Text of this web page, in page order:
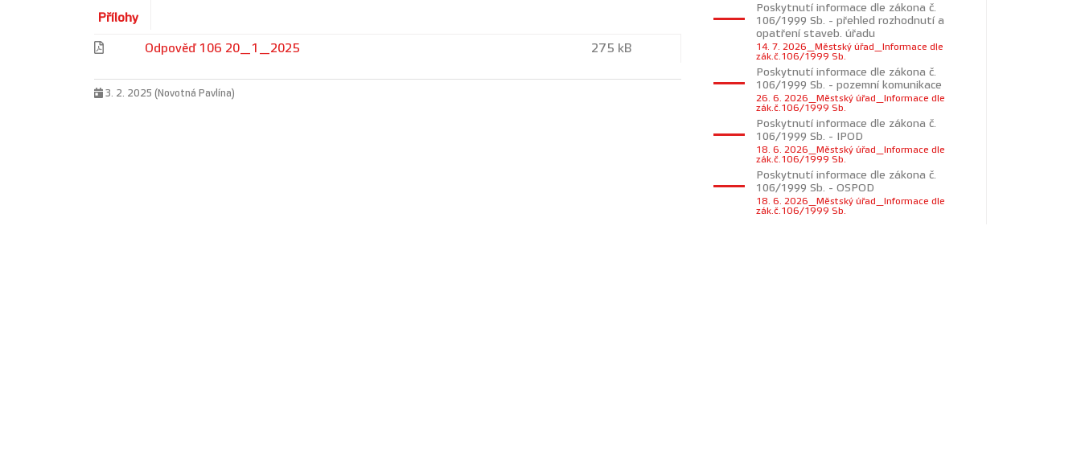
Přílohy
Odpověď 106 20_1_2025
275 kB
3. 2. 2025 (Novotná Pavlína)
Poskytnutí informace dle zákona č.
106/1999 Sb. - přehled rozhodnutí a
opatření staveb. úřadu
14. 7. 2026_Městský úřad_Informace dle
zák.č.106/1999 Sb.
Poskytnutí informace dle zákona č.
106/1999 Sb. - pozemní komunikace
26. 6. 2026_Městský úřad_Informace dle
zák.č.106/1999 Sb.
Poskytnutí informace dle zákona č.
106/1999 Sb. - IPOD
18. 6. 2026_Městský úřad_Informace dle
zák.č.106/1999 Sb.
Poskytnutí informace dle zákona č.
106/1999 Sb. - OSPOD
18. 6. 2026_Městský úřad_Informace dle
zák.č.106/1999 Sb.